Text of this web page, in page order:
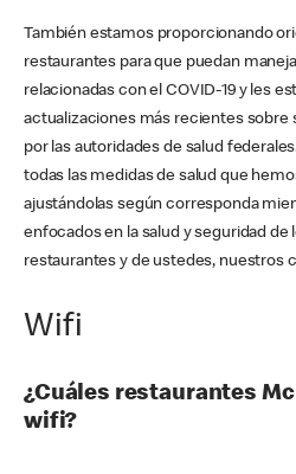
También estamos proporcionando
restaurantes para que puedan
relacionadas con el COVID-19 y les
actualizaciones más recientes sobre
por las autoridades de salud
todas las medidas de salud que
ajustándolas según corresponda
enfocados en la salud y seguridad de
restaurantes y de ustedes, nuestros
Wifi
¿Cuáles restaurantes
wifi?